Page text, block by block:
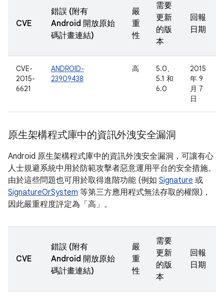
CVE
錯誤 (附有
Android 開放原始
碼計畫連結)
嚴
重
性
需要
更新
的版
本
回報
日期
CVE-
2015-
6621
ANDROID-
23909438
高
5.0、
5.1 和
6.0
2015
年 9
月 7
日
原生架構程式庫中的資訊外洩安全漏洞
Android 原生架構程式庫中的資訊外洩安全漏洞，可讓有心
人士規避系統中用於防範攻擊者惡意運用平台的安全措施。
由於這些問題也可用於取得進階功能 (例如 Signature 或
SignatureOrSystem 等第三方應用程式無法存取的權限)，
因此嚴重程度評定為「高」。
CVE
錯誤 (附有
Android 開放原始
碼計畫連結)
嚴
重
性
需要
更新
的版
本
回報
日期